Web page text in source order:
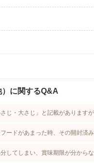
に関するQ&A
じ・大さじ」と記載があります
ードがあまった時、その開封済
してしまい、賞味期限が分から